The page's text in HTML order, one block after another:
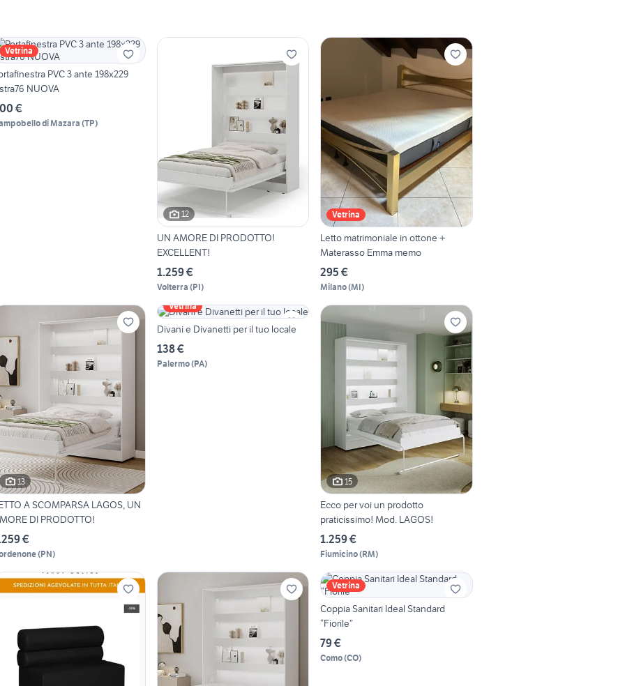
Vetrina
PVC 3 ante 198x229
NUOVA
€
di Mazara (TP)
12
UN AMORE DI PRODOTTO!
EXCELLENT!
1.259 €
Volterra (PI)
Vetrina
Letto matrimoniale in ottone +
Materasso Emma memo
295 €
Milano(MI)
13
A SCOMPARSA LAGOS, UN
DI PRODOTTO!
€
(PN)
Vetrina
Divani e Divanetti per il tuo locale
138 €
Palermo(PA)
15
Ecco per voi un prodotto
praticissimo! Mod. LAGOS!
1.259 €
Fiumicino(RM)
Vetrina
Coppia Sanitari Ideal Standard
“Fiorile”
79 €
Como(CO)